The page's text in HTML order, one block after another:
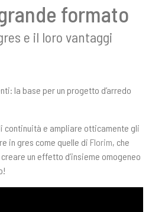
formato
e il loro vantaggi
la base per un progetto d’arredo
continuità e ampliare otticamente gli
in gres come quelle di Florim, che
un effetto d’insieme omogeneo